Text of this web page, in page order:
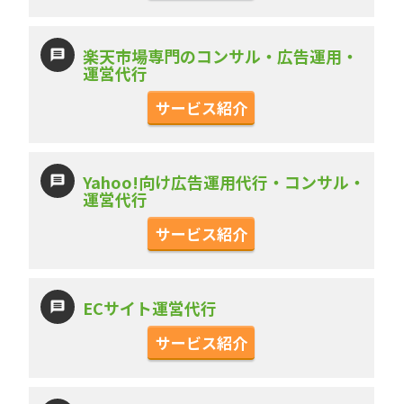
楽天市場専門のコンサル・広告運用・
運営代行
サービス紹介
Yahoo!向け広告運用代行・コンサル・
運営代行
サービス紹介
ECサイト運営代行
サービス紹介